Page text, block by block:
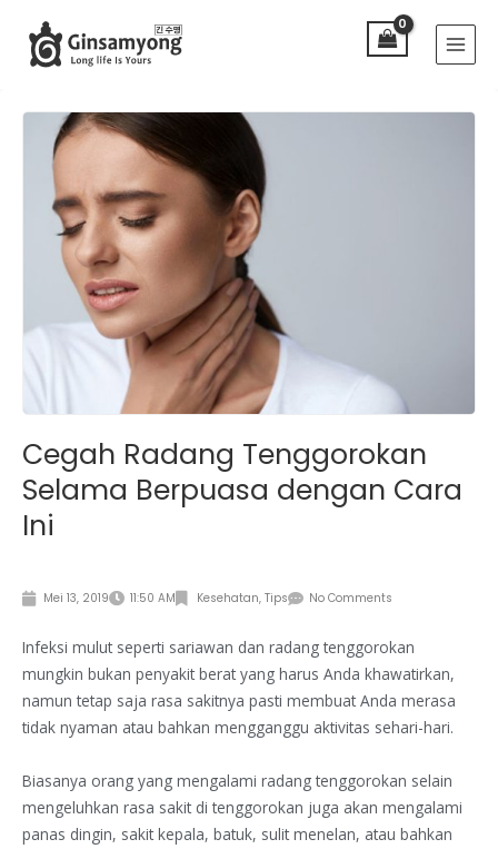
konten
Menu
Cegah Radang Tenggorokan
Selama Berpuasa dengan Cara
Ini
Mei 13, 2019 11:50 AM Kesehatan, Tips No Comments
Infeksi mulut seperti sariawan dan radang tenggorokan
mungkin bukan penyakit berat yang harus Anda khawatirkan,
namun tetap saja rasa sakitnya pasti membuat Anda merasa
tidak nyaman atau bahkan mengganggu aktivitas sehari-hari.
Biasanya orang yang mengalami radang tenggorokan selain
mengeluhkan rasa sakit di tenggorokan juga akan mengalami
panas dingin, sakit kepala, batuk, sulit menelan, atau bahkan